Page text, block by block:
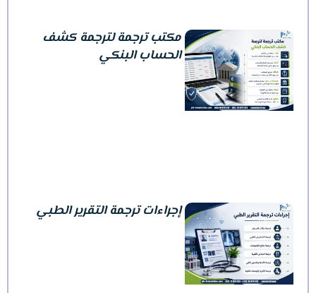
مكتب ترجمة لترجمة كشف
الحساب البنكي
إجراءات ترجمة التقرير الطبي